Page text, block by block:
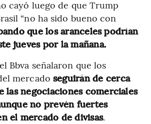
cayó luego de que Trump
“no ha sido bueno con
que los aranceles podrían
jueves por la mañana.
Bbva señalaron que los
mercado seguirán de cerca
las negociaciones comerciales
no prevén fuertes
el mercado de divisas.